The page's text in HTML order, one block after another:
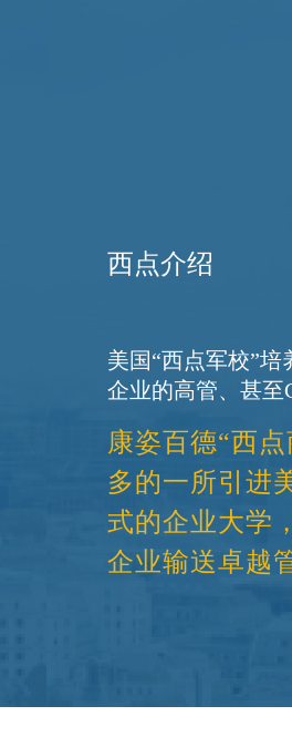
西点介绍
美国“西点军校”培
康姿百德“西
多的一所引进
式的企业大学
企业输送卓越